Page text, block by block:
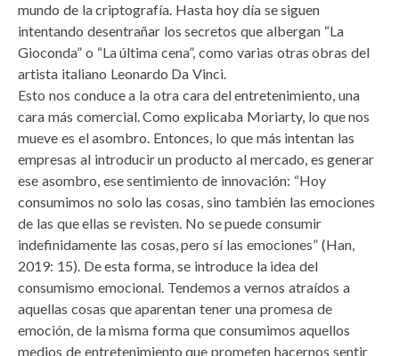
mundo de la criptografía. Hasta hoy día se siguen
intentando desentrañar los secretos que albergan “La
Gioconda” o “La última cena”, como varias otras obras del
artista italiano Leonardo Da Vinci.
Esto nos conduce a la otra cara del entretenimiento, una
cara más comercial. Como explicaba Moriarty, lo que nos
mueve es el asombro. Entonces, lo que más intentan las
empresas al introducir un producto al mercado, es generar
ese asombro, ese sentimiento de innovación: “Hoy
consumimos no solo las cosas, sino también las emociones
de las que ellas se revisten. No se puede consumir
indefinidamente las cosas, pero sí las emociones” (Han,
2019: 15). De esta forma, se introduce la idea del
consumismo emocional. Tendemos a vernos atraídos a
aquellas cosas que aparentan tener una promesa de
emoción, de la misma forma que consumimos aquellos
medios de entretenimiento que prometen hacernos sentir